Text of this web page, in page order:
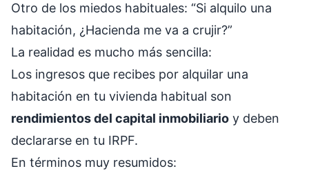
Otro de los miedos habituales: “Si alquilo una
habitación, ¿Hacienda me va a crujir?”
La realidad es mucho más sencilla:
Los ingresos que recibes por alquilar una
habitación en tu vivienda habitual son
rendimientos del capital inmobiliario y deben
declararse en tu IRPF.
En términos muy resumidos: